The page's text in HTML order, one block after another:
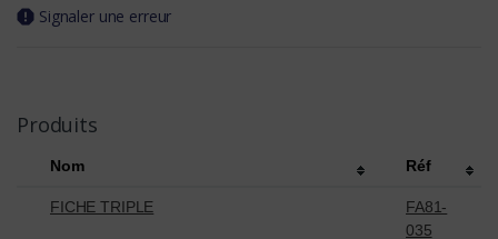
Signaler une erreur
Produits
Nom Réf
FICHE TRIPLE
FA81-
035